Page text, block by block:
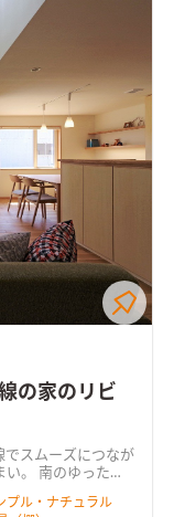
の家のリビ
でスムーズにつなが
。 南のゆったり
して庭へと暮らし
プル・ナチュラル